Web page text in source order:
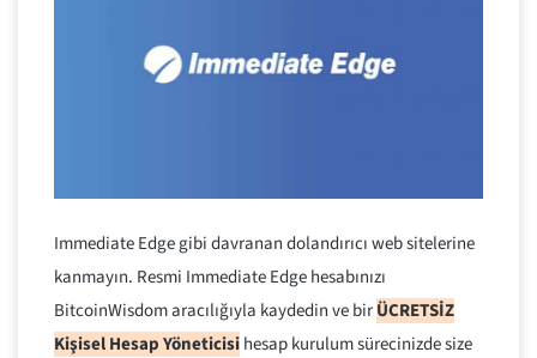
Immediate Edge gibi davranan dolandırıcı web sitelerine
kanmayın. Resmi Immediate Edge hesabınızı
BitcoinWisdom aracılığıyla kaydedin ve birÜCRETSİZ
Kişisel Hesap Yöneticisihesap kurulum sürecinizde size